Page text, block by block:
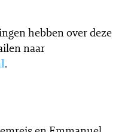
hebben over deze
naar
.